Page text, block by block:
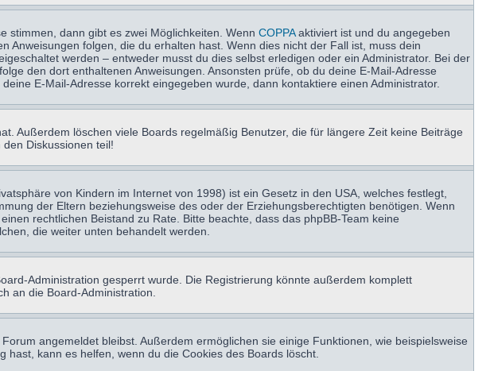
stimmen, dann gibt es zwei Möglichkeiten. Wenn COPPAaktiviert ist und du angegeben
folgen, die du erhalten hast. Wenn dies nicht der Fall ist, muss dein
werden – entweder musst du dies selbst erledigen oder ein Administrator. Bei der
den dort enthaltenen Anweisungen. Ansonsten prüfe, ob du deine E-Mail-Adresse
E-Mail-Adresse korrekt eingegeben wurde, dann kontaktiere einen Administrator.
Außerdem löschen viele Boards regelmäßig Benutzer, die für längere Zeit keine Beiträge
Diskussionen teil!
von Kindern im Internet von 1998) ist ein Gesetz in den USA, welches festlegt,
der Eltern beziehungsweise des oder der Erziehungsberechtigten benötigen. Wenn
rechtlichen Beistand zu Rate. Bitte beachte, dass das phpBB-Team keine
die weiter unten behandelt werden.
Administration gesperrt wurde. Die Registrierung könnte außerdem komplett
an die Board-Administration.
angemeldet bleibst. Außerdem ermöglichen sie einige Funktionen, wie beispielsweise
hast, kann es helfen, wenn du die Cookies des Boards löscht.